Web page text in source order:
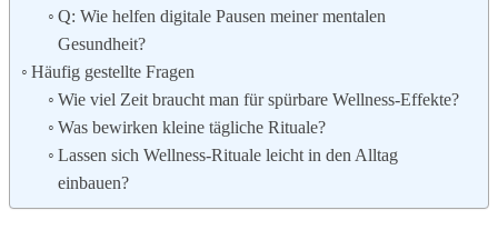
Q: Wie helfen digitale Pausen meiner mentalen
Gesundheit?
Häufig gestellte Fragen
Wie viel Zeit braucht man für spürbare Wellness-Effekte?
Was bewirken kleine tägliche Rituale?
Lassen sich Wellness-Rituale leicht in den Alltag
einbauen?